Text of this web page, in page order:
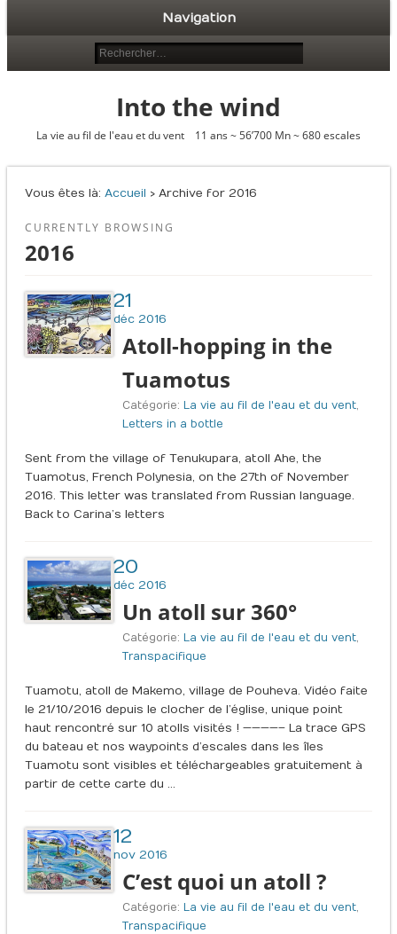
Navigation
Into the wind
La vie au fil de l'eau et du vent 11 ans ~ 56’700 Mn ~ 680 escales
Vous êtes là : Accueil › Archive for 2016
CURRENTLY BROWSING
2016
21
déc 2016
Atoll-hopping in the
Tuamotus
Catégorie: La vie au fil de l'eau et du vent,
Letters in a bottle
Sent from the village of Tenukupara, atoll Ahe, the
Tuamotus, French Polynesia, on the 27th of November
2016. This letter was translated from Russian language.
Back to Carina’s letters
20
déc 2016
Un atoll sur 360°
Catégorie: La vie au fil de l'eau et du vent,
Transpacifique
Tuamotu, atoll de Makemo, village de Pouheva. Vidéo faite
le 21/10/2016 depuis le clocher de l’église, unique point
haut rencontré sur 10 atolls visités ! ————– La trace GPS
du bateau et nos waypoints d’escales dans les îles
Tuamotu sont visibles et téléchargeables gratuitement à
partir de cette carte du …
12
nov 2016
C’est quoi un atoll ?
Catégorie: La vie au fil de l'eau et du vent,
Transpacifique